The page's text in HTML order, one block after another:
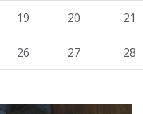
19 20 21
26 27 28